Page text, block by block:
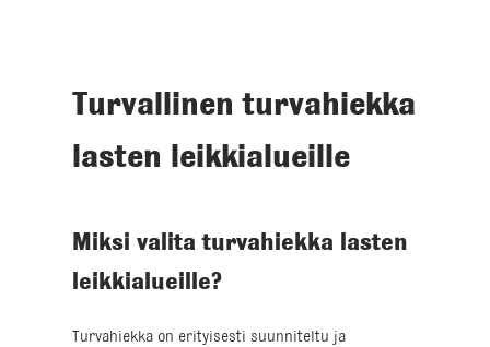
Turvallinen turvahiekka
lasten leikkialueille
Miksi valita turvahiekka lasten
leikkialueille?
Turvahiekka on erityisesti suunniteltu ja